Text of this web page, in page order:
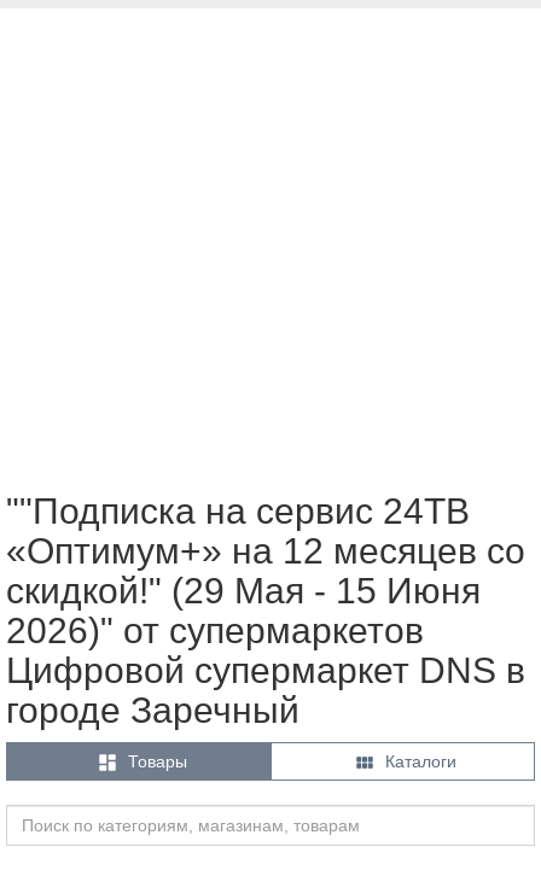
""Подписка на сервис 24ТВ
«Оптимум+» на 12 месяцев со
скидкой!" (29 Мая - 15 Июня
2026)" от супермаркетов
Цифровой супермаркет DNS в
городе Заречный
 Товары  Каталоги